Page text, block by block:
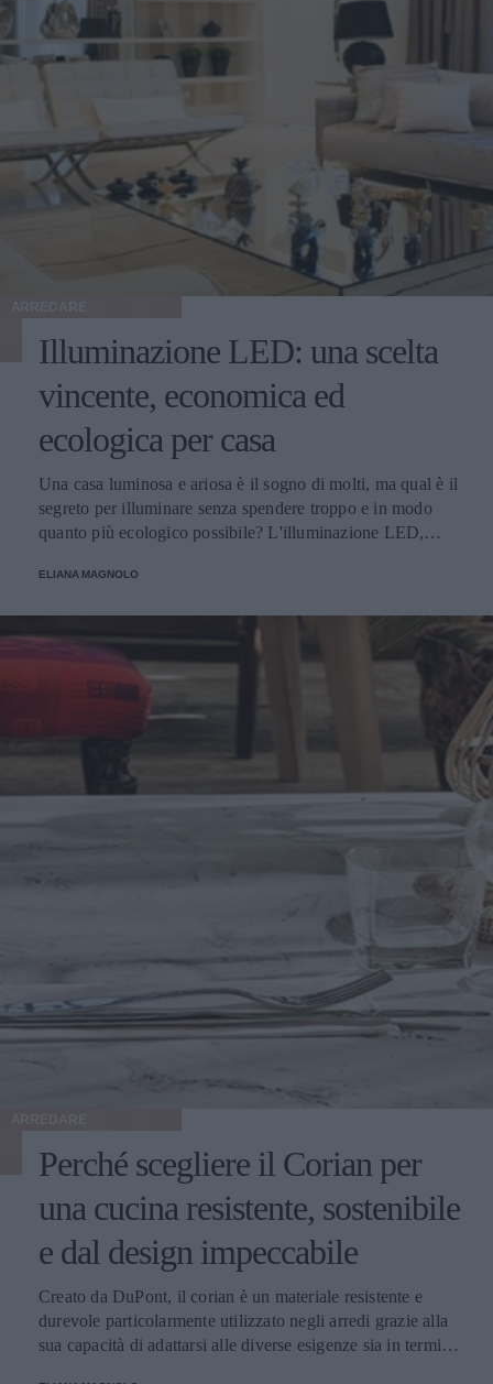
Illuminazione LED: una scelta
vincente, economica ed
ecologica per casa
Una casa luminosa e ariosa è il sogno di molti, ma qual è il
segreto per illuminare senza spendere troppo e in modo
quanto più ecologico possibile? L'illuminazione LED,
del LED.
ELIANA MAGNOLO
Perché scegliere il Corian per
una cucina resistente, sostenibile
e dal design impeccabile
Creato da DuPont, il corian è un materiale resistente e
durevole particolarmente utilizzato negli arredi grazie alla
sua capacità di adattarsi alle diverse esigenze sia in termini